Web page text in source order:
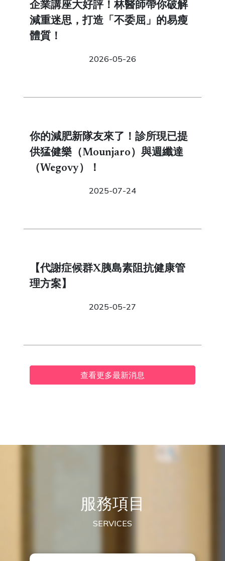
企業講座大好評！林醫師帶你破解
減重迷思，打造「不委屈」的易瘦
體質！
2026-05-26
你的減肥新隊友來了！診所現已提
供猛健樂（Mounjaro）與週纖達
（Wegovy）！
2025-07-24
【代謝症候群X胰島素阻抗健康管
理方案】
2025-05-27
查看更多最新消息
服務項目
SERVICES